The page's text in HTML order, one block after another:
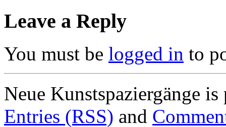
Leave a Reply
You must be logged in to
Neue Kunstspaziergänge
Entries (RSS) and